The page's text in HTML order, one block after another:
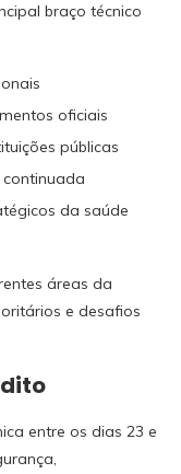
braço técnico
oficiais
públicas
da saúde
áreas da
e desafios
entre os dias 23 e